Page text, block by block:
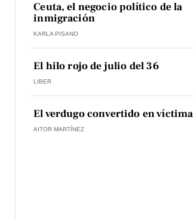
Ceuta, el negocio político de la
inmigración
KARLA PISANO
El hilo rojo de julio del 36
LIBER
El verdugo convertido en víctima
AITOR MARTÍNEZ